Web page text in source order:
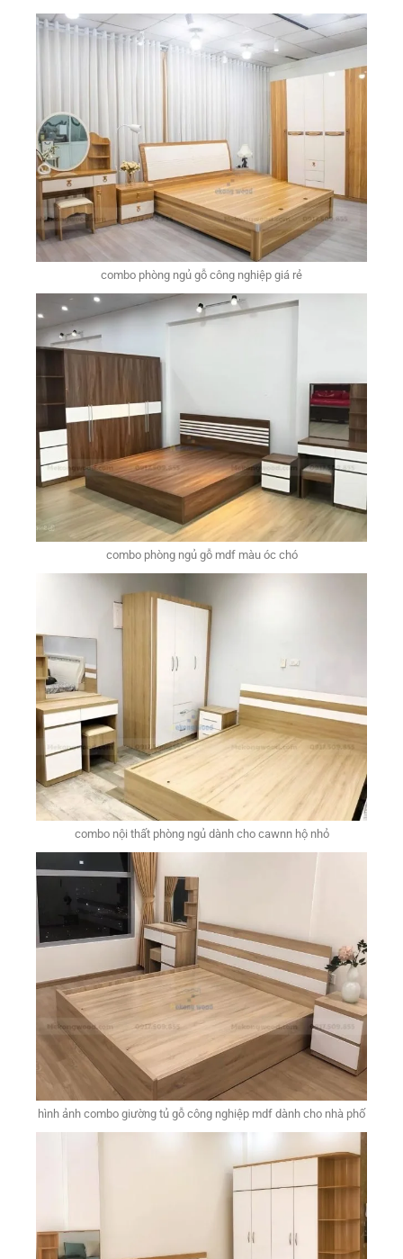
combo phòng ngủ gỗ công nghiệp giá rẻ
combo phòng ngủ gỗ mdf màu óc chó
combo nội thất phòng ngủ dành cho cawnn hộ nhỏ
hình ảnh combo giường tủ gỗ công nghiệp mdf dành cho nhà phố